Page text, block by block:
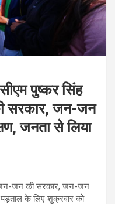
पुष्कर सिंह
सरकार, जन-जन
जनता से लिया
‘जन-जन की सरकार, जन-जन
पड़ताल के लिए शुक्रवार को